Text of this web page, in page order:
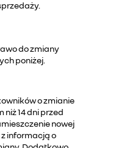
do zmiany
poniżej.
o zmianie
niż 14 dni przed
nowej
informacją o